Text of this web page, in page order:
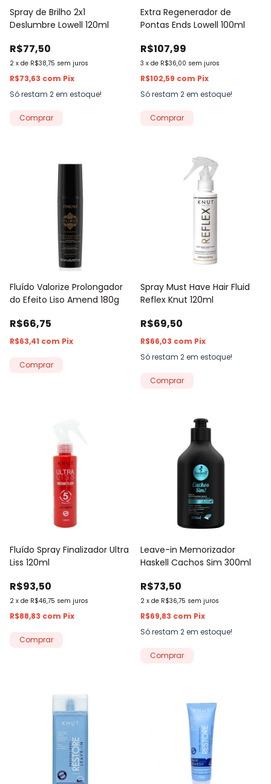
Spray de Brilho 2x1
Deslumbre Lowell 120ml
R$77,50
2 x de R$38,75 sem juros
R$73,63 com Pix
Só restam 2em estoque!
Extra Regenerador de
Pontas Ends Lowell 100ml
R$107,99
3 x de R$36,00 sem juros
R$102,59 com Pix
Só restam 2em estoque!
Fluído Valorize Prolongador
do Efeito Liso Amend 180g
R$66,75
R$63,41 com Pix
Spray Must Have Hair Fluid
Reflex Knut 120ml
R$69,50
R$66,03 com Pix
Só restam 2em estoque!
Fluído Spray Finalizador Ultra
Liss 120ml
R$93,50
2 x de R$46,75 sem juros
R$88,83 com Pix
Leave-in Memorizador
Haskell Cachos Sim 300ml
R$73,50
2 x de R$36,75 sem juros
R$69,83 com Pix
Só restam 2em estoque!